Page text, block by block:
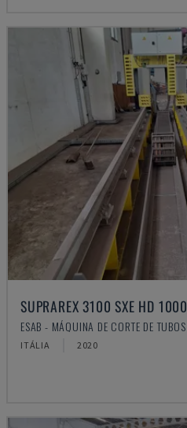
SUPRAREX 3100 SXE HD 1000
ESAB - MÁQUINA DE CORTE DE TUBOS
ITÁLIA 2020